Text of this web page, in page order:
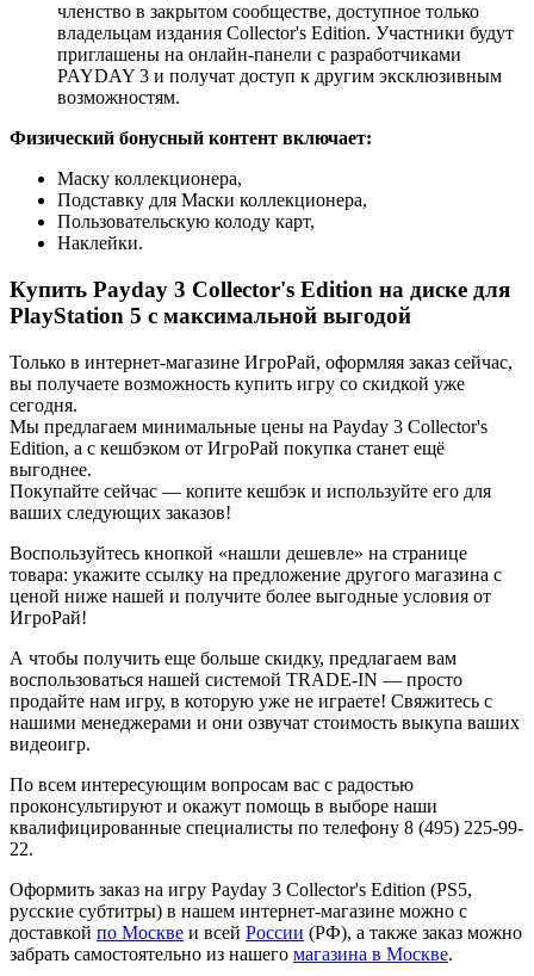
членство в закрытом сообществе, доступное только
владельцам издания Collector's Edition. Участники будут
приглашены на онлайн-панели с разработчиками
PAYDAY 3 и получат доступ к другим эксклюзивным
возможностям.
Физический бонусный контент включает:
Маску коллекционера,
Подставку для Маски коллекционера,
Пользовательскую колоду карт,
Наклейки.
Купить Payday 3 Collector's Edition на диске для
PlayStation 5 с максимальной выгодой
Только в интернет-магазине ИгроРай, оформляя заказ сейчас,
вы получаете возможность купить игру со скидкой уже
сегодня.
Мы предлагаем минимальные цены на Payday 3 Collector's
Edition, а с кешбэком от ИгроРай покупка станет ещё
выгоднее.
Покупайте сейчас — копите кешбэк и используйте его для
ваших следующих заказов!
Воспользуйтесь кнопкой «нашли дешевле» на странице
товара: укажите ссылку на предложение другого магазина с
ценой ниже нашей и получите более выгодные условия от
ИгроРай!
А чтобы получить еще больше скидку, предлагаем вам
воспользоваться нашей системой TRADE-IN — просто
продайте нам игру, в которую уже не играете! Свяжитесь с
нашими менеджерами и они озвучат стоимость выкупа ваших
видеоигр.
По всем интересующим вопросам вас с радостью
проконсультируют и окажут помощь в выборе наши
квалифицированные специалисты по телефону 8 (495) 225-99-
22.
Оформить заказ на игру Payday 3 Collector's Edition (PS5,
русские субтитры) в нашем интернет-магазине можно с
доставкой по Москве и всей России (РФ), а также заказ можно
забрать самостоятельно из нашего магазина в Москве.